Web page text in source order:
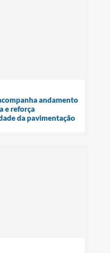
andamento
e reforça
da pavimentação